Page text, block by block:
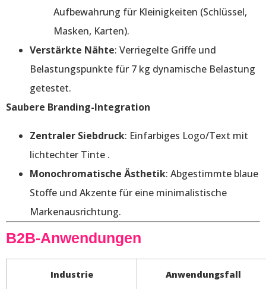
Aufbewahrung für Kleinigkeiten (Schlüssel,
Masken, Karten).
Verstärkte Nähte: Verriegelte Griffe und
Belastungspunkte für 7 kg dynamische Belastung
getestet.
Saubere Branding-Integration
Zentraler Siebdruck: Einfarbiges Logo/Text mit
lichtechter Tinte .
Monochromatische Ästhetik: Abgestimmte blaue
Stoffe und Akzente für eine minimalistische
Markenausrichtung.
B2B-Anwendungen
Industrie Anwendungsfall